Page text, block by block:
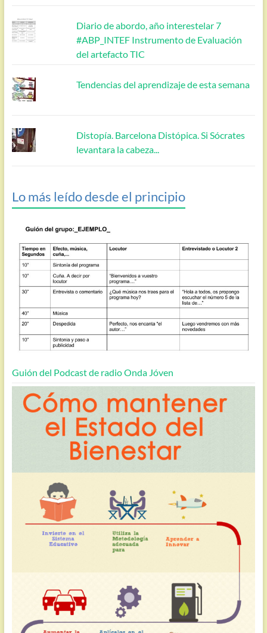
Diario de abordo, año interestelar 7
#ABP_INTEF Instrumento de Evaluación
del artefacto TIC
Tendencias del aprendizaje de esta semana
Distopía. Barcelona Distópica. Si Sócrates
levantara la cabeza...
Lo más leído desde el principio
Guión del Podcast de radio Onda Jóven